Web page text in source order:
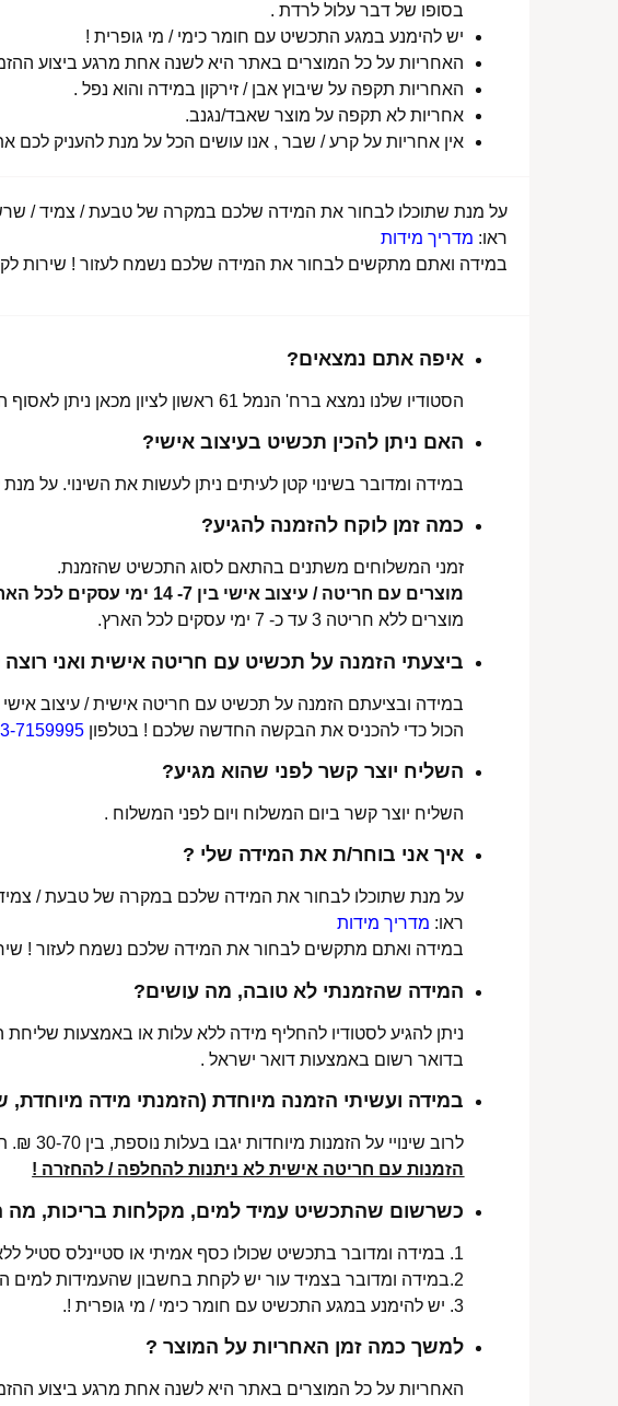
בסופו של דבר עלול לרדת .
יש להימנע במגע התכשיט עם חומר כימי / מי גופרית !
האחריות על כל המוצרים באתר היא לשנה אחת מרגע ביצוע
האחריות תקפה על שיבוץ אבן / זירקון במידה והוא נפל .
אחריות לא תקפה על מוצר שאבד/נגנב.
אין אחריות על קרע / שבר , אנו עושים הכל על מנת להעניק
על מנת שתוכלו לבחור את המידה שלכם במקרה של טבעת / צמיד /
ראו: מדריך מידות
במידה ואתם מתקשים לבחור את המידה שלכם נשמח לעזור ! שירות
איפה אתם נמצאים?
הסטודיו שלנו נמצא ברח' הנמל 61 ראשון לציון מכאן ניתן לאסוף הזמנות, לתקן או להחליף מידה.
האם ניתן להכין תכשיט בעיצוב אישי?
במידה ומדובר בשינוי קטן לעיתים ניתן לעשות את השינוי. על
כמה זמן לוקח להזמנה להגיע?
זמני המשלוחים משתנים בהתאם לסוג התכשיט שהזמנת.
מוצרים עם חריטה / עיצוב אישי בין 7- 14 ימי עסקים לכל הארץ.
מוצרים ללא חריטה 3 עד כ- 7 ימי עסקים לכל הארץ.
ביצעתי הזמנה על תכשיט עם חריטה אישית ואני
במידה ובציעתם הזמנה על תכשיט עם חריטה אישית / עיצוב
הכול כדי להכניס את הבקשה החדשה שלכם ! בטלפון 7159995
השליח יוצר קשר לפני שהוא מגיע?
השליח יוצר קשר ביום המשלוח ויום לפני המשלוח .
איך אני בוחר/ת את המידה שלי ?
על מנת שתוכלו לבחור את המידה שלכם במקרה של טבעת /
ראו: מדריך מידות
במידה ואתם מתקשים לבחור את המידה שלכם נשמח לעזור !
המידה שהזמנתי לא טובה, מה עושים?
ניתן להגיע לסטודיו להחליף מידה ללא עלות או באמצעות
בדואר רשום באמצעות דואר ישראל .
במידה ועשיתי הזמנה מיוחדת (הזמנתי מידה
לרוב שינויי על הזמנות מיוחדות יגבו בעלות נוספת, בין 30-70 ₪. תלוי במקרה,
הזמנות עם חריטה אישית לא ניתנות להחלפה / להחזרה !
כשרשום שהתכשיט עמיד למים, מקלחות בריכות, מה
1. במידה ומדובר בתכשיט שכולו כסף אמיתי או סטיינלס סטיל ללא ציפוי, התכשיט עמיד למים לטווח ארוך ביותר מעל שנה !
2.במידה ומדובר בצמיד עור יש לקחת בחשבון שהעמידות למים היא עבור זמן סביר של שימוש בתכשיט (בין חצי שנה לשנה) וציפוי בסופו של דבר עלול לרדת .
3. יש להימנע במגע התכשיט עם חומר כימי / מי גופרית !.
למשך כמה זמן האחריות על המוצר ?
האחריות על כל המוצרים באתר היא לשנה אחת מרגע ביצוע